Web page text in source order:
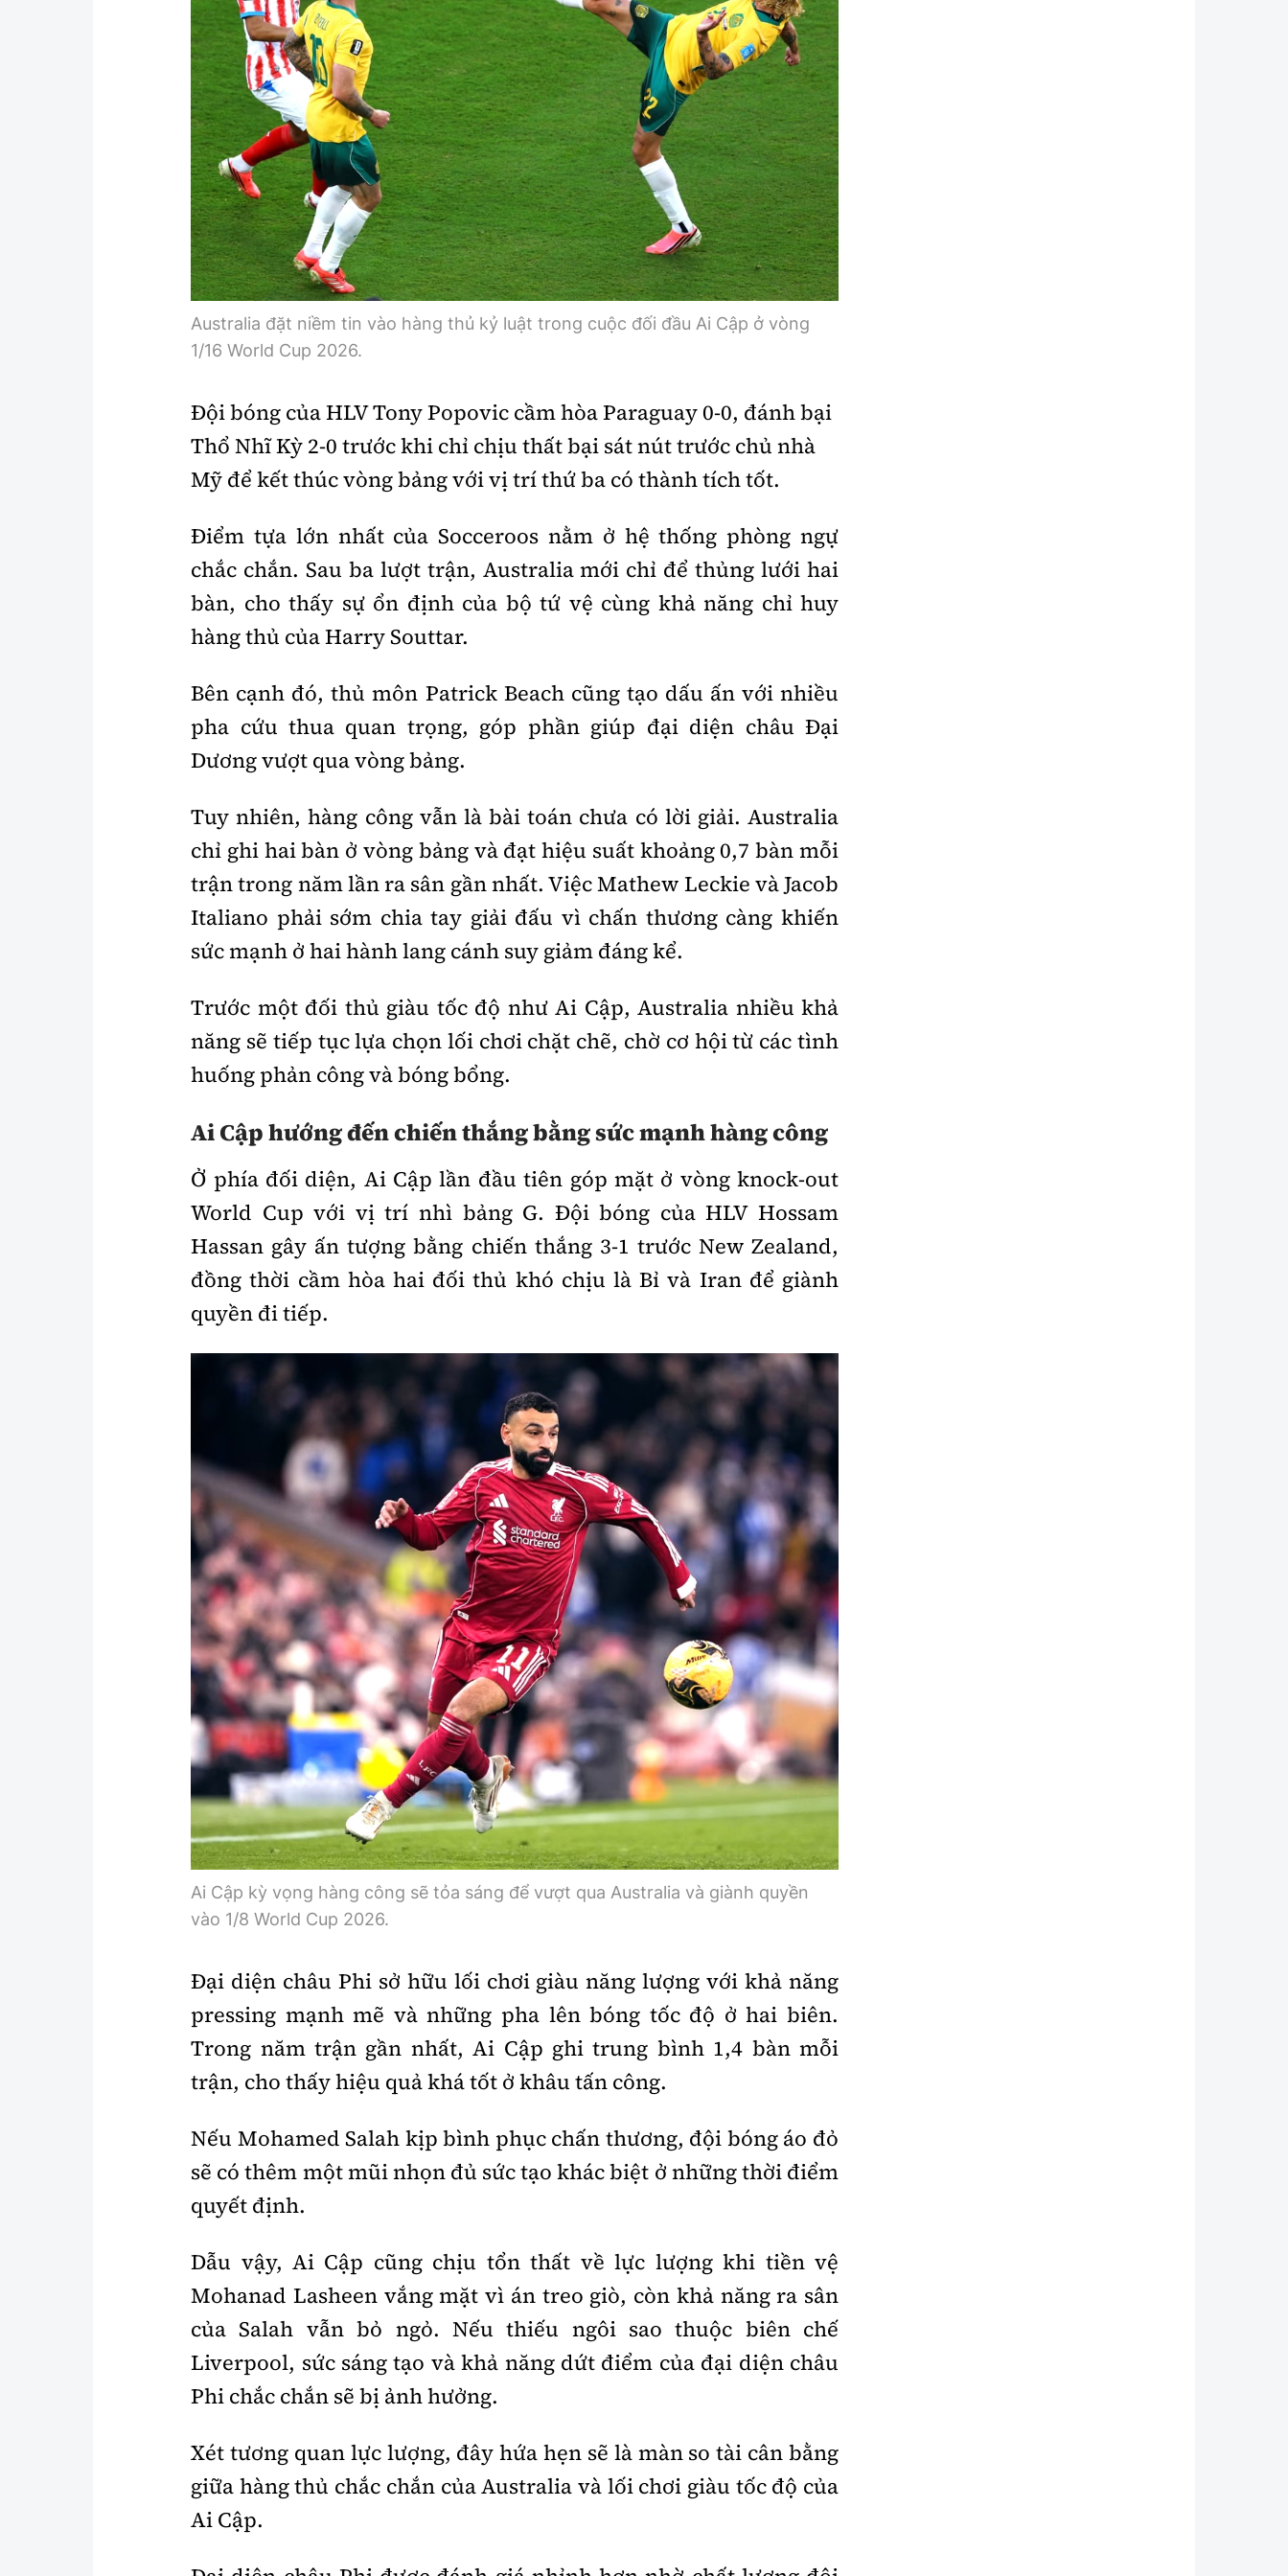
Lao động - Công đoàn
Showbiz
Điện ảnh
Âm nhạc
Bình luận
Hậu trường sao
360 độ thể thao
Sản phẩm mới
AI
Tư vấn
Thời sự Quốc tế
Hồ sơ tài liệu
Thế giới giao thông
Thế giới xây dựng
Đi ++
Du lịch
Khám phá
Lối sống
Ẩm thực
Video
Thời sự
Khám phá
Camera giao thông
Câu chuyện giao thông
Australia đặt niềm tin vào hàng thủ kỷ luật trong cuộc đối đầu Ai Cập ở vòng
1/16 World Cup 2026.
Đội bóng của HLV Tony Popovic cầm hòa Paraguay 0-0, đánh bại
Thổ Nhĩ Kỳ 2-0 trước khi chỉ chịu thất bại sát nút trước chủ nhà
Mỹ để kết thúc vòng bảng với vị trí thứ ba có thành tích tốt.
Điểm tựa lớn nhất của Socceroos nằm ở hệ thống phòng ngự
chắc chắn. Sau ba lượt trận, Australia mới chỉ để thủng lưới hai
bàn, cho thấy sự ổn định của bộ tứ vệ cùng khả năng chỉ huy
hàng thủ của Harry Souttar.
Bên cạnh đó, thủ môn Patrick Beach cũng tạo dấu ấn với nhiều
pha cứu thua quan trọng, góp phần giúp đại diện châu Đại
Dương vượt qua vòng bảng.
Tuy nhiên, hàng công vẫn là bài toán chưa có lời giải. Australia
chỉ ghi hai bàn ở vòng bảng và đạt hiệu suất khoảng 0,7 bàn mỗi
trận trong năm lần ra sân gần nhất. Việc Mathew Leckie và Jacob
Italiano phải sớm chia tay giải đấu vì chấn thương càng khiến
sức mạnh ở hai hành lang cánh suy giảm đáng kể.
Trước một đối thủ giàu tốc độ như Ai Cập, Australia nhiều khả
năng sẽ tiếp tục lựa chọn lối chơi chặt chẽ, chờ cơ hội từ các tình
huống phản công và bóng bổng.
Ai Cập hướng đến chiến thắng bằng sức mạnh hàng công
Ở phía đối diện, Ai Cập lần đầu tiên góp mặt ở vòng knock-out
World Cup với vị trí nhì bảng G. Đội bóng của HLV Hossam
Hassan gây ấn tượng bằng chiến thắng 3-1 trước New Zealand,
đồng thời cầm hòa hai đối thủ khó chịu là Bỉ và Iran để giành
quyền đi tiếp.
Ai Cập kỳ vọng hàng công sẽ tỏa sáng để vượt qua Australia và giành quyền
vào 1/8 World Cup 2026.
Đại diện châu Phi sở hữu lối chơi giàu năng lượng với khả năng
pressing mạnh mẽ và những pha lên bóng tốc độ ở hai biên.
Trong năm trận gần nhất, Ai Cập ghi trung bình 1,4 bàn mỗi
trận, cho thấy hiệu quả khá tốt ở khâu tấn công.
Nếu Mohamed Salah kịp bình phục chấn thương, đội bóng áo đỏ
sẽ có thêm một mũi nhọn đủ sức tạo khác biệt ở những thời điểm
quyết định.
Dẫu vậy, Ai Cập cũng chịu tổn thất về lực lượng khi tiền vệ
Mohanad Lasheen vắng mặt vì án treo giò, còn khả năng ra sân
của Salah vẫn bỏ ngỏ. Nếu thiếu ngôi sao thuộc biên chế
Liverpool, sức sáng tạo và khả năng dứt điểm của đại diện châu
Phi chắc chắn sẽ bị ảnh hưởng.
Xét tương quan lực lượng, đây hứa hẹn sẽ là màn so tài cân bằng
giữa hàng thủ chắc chắn của Australia và lối chơi giàu tốc độ của
Ai Cập.